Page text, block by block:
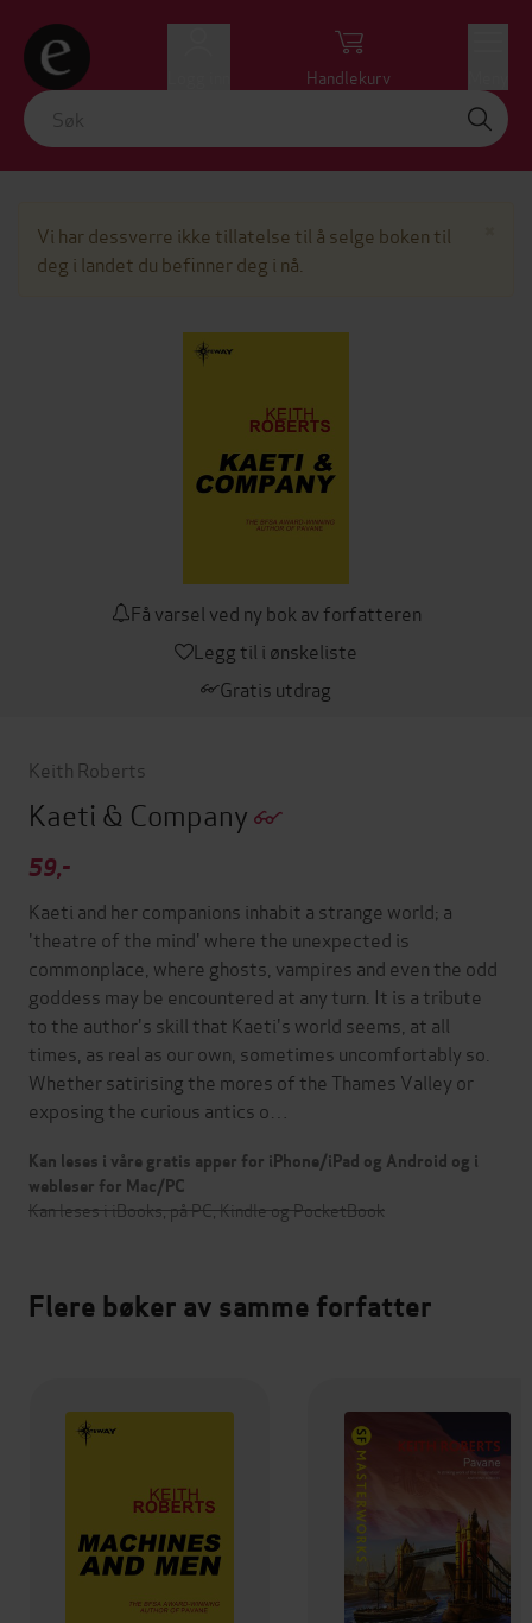
Handlekurv
Vi har dessverre ikke tillatelse til å selge boken til
deg i landet du befinner deg i nå.
Få varsel ved ny bok av forfatteren
Legg til i ønskeliste
Gratis utdrag
Keith Roberts
Kaeti & Company
59,-
Kaeti and her companions inhabit a strange world; a
'theatre of the mind' where the unexpected is
commonplace, where ghosts, vampires and even the odd
goddess may be encountered at any turn. It is a tribute
to the author's skill that Kaeti's world seems, at all
times, as real as our own, sometimes uncomfortably so.
Whether satirising the mores of the Thames Valley or
exposing the curious antics o…
Kan leses i våre gratis apper for iPhone/iPad og Android og i
webleser for Mac/PC
Kan leses i iBooks, på PC, Kindle og PocketBook
Flere bøker av samme forfatter